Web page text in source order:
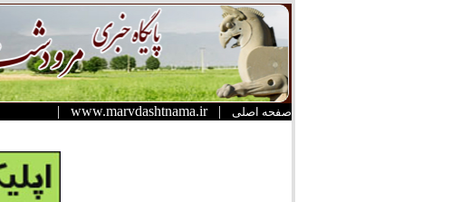
صفحه اصلی |
www.marvdashtnama.ir
|